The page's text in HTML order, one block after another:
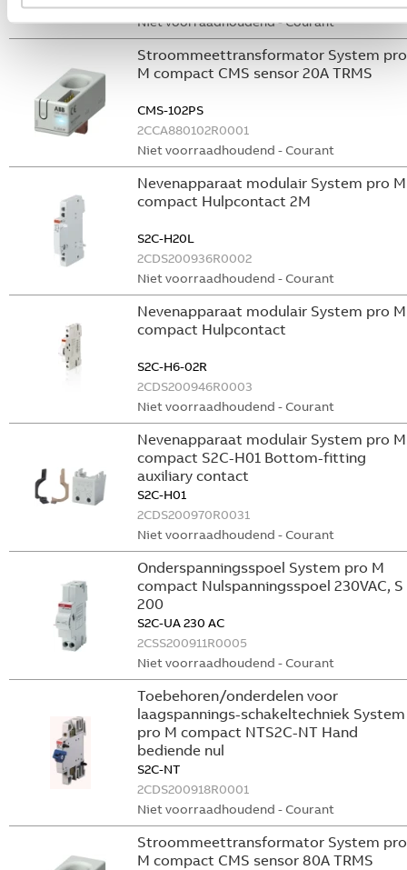
Niet voorraadhoudend - Courant
Stroommeettransformator System pro
M compact CMS sensor 20A TRMS
CMS-102PS
2CCA880102R0001
Niet voorraadhoudend - Courant
Nevenapparaat modulair System pro M
compact Hulpcontact 2M
S2C-H20L
2CDS200936R0002
Niet voorraadhoudend - Courant
Nevenapparaat modulair System pro M
compact Hulpcontact
S2C-H6-02R
2CDS200946R0003
Niet voorraadhoudend - Courant
Nevenapparaat modulair System pro M
compact S2C-H01 Bottom-fitting
auxiliary contact
S2C-H01
2CDS200970R0031
Niet voorraadhoudend - Courant
Onderspanningsspoel System pro M
compact Nulspanningsspoel 230VAC, S
200
S2C-UA 230 AC
2CSS200911R0005
Niet voorraadhoudend - Courant
Toebehoren/onderdelen voor
laagspannings-schakeltechniek System
pro M compact NTS2C-NT Hand
bediende nul
S2C-NT
2CDS200918R0001
Niet voorraadhoudend - Courant
Stroommeettransformator System pro
M compact CMS sensor 80A TRMS